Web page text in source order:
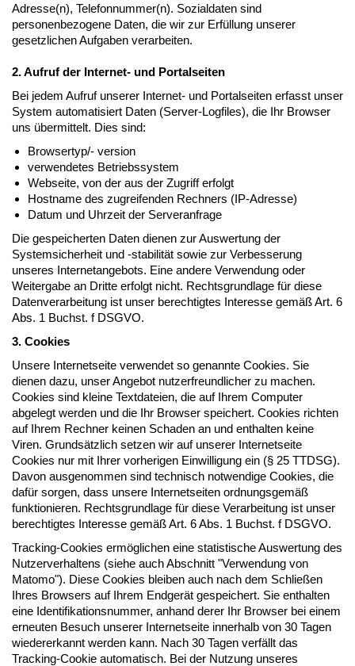
Adresse(n), Telefonnummer(n). Sozialdaten sind
personenbezogene Daten, die wir zur Erfüllung unserer
gesetzlichen Aufgaben verarbeiten.
2. Aufruf der Internet- und Portalseiten
Bei jedem Aufruf unserer Internet- und Portalseiten erfasst unser
System automatisiert Daten (Server-Logfiles), die Ihr Browser
uns übermittelt. Dies sind:
Browsertyp/- version
verwendetes Betriebssystem
Webseite, von der aus der Zugriff erfolgt
Hostname des zugreifenden Rechners (IP-Adresse)
Datum und Uhrzeit der Serveranfrage
Die gespeicherten Daten dienen zur Auswertung der
Systemsicherheit und -stabilität sowie zur Verbesserung
unseres Internetangebots. Eine andere Verwendung oder
Weitergabe an Dritte erfolgt nicht. Rechtsgrundlage für diese
Datenverarbeitung ist unser berechtigtes Interesse gemäß Art. 6
Abs. 1 Buchst. f DSGVO.
3. Cookies
Unsere Internetseite verwendet so genannte Cookies. Sie
dienen dazu, unser Angebot nutzerfreundlicher zu machen.
Cookies sind kleine Textdateien, die auf Ihrem Computer
abgelegt werden und die Ihr Browser speichert. Cookies richten
auf Ihrem Rechner keinen Schaden an und enthalten keine
Viren. Grundsätzlich setzen wir auf unserer Internetseite
Cookies nur mit Ihrer vorherigen Einwilligung ein (§ 25 TTDSG).
Davon ausgenommen sind technisch notwendige Cookies, die
dafür sorgen, dass unsere Internetseiten ordnungsgemäß
funktionieren. Rechtsgrundlage für diese Verarbeitung ist unser
berechtigtes Interesse gemäß Art. 6 Abs. 1 Buchst. f DSGVO.
Tracking-Cookies ermöglichen eine statistische Auswertung des
Nutzerverhaltens (siehe auch Abschnitt "Verwendung von
Matomo"). Diese Cookies bleiben auch nach dem Schließen
Ihres Browsers auf Ihrem Endgerät gespeichert. Sie enthalten
eine Identifikationsnummer, anhand derer Ihr Browser bei einem
erneuten Besuch unserer Internetseite innerhalb von 30 Tagen
wiedererkannt werden kann. Nach 30 Tagen verfällt das
Tracking-Cookie automatisch. Bei der Nutzung unseres